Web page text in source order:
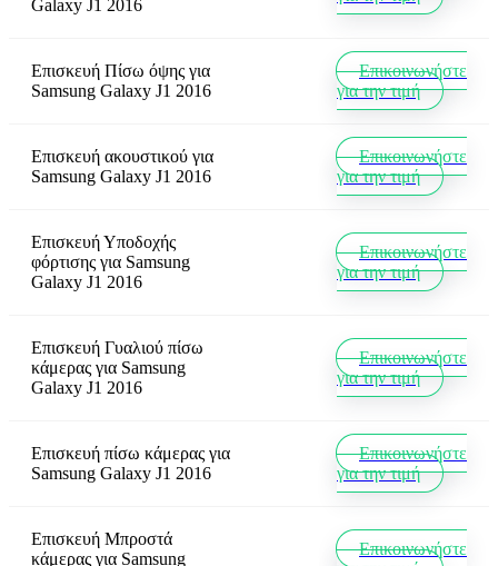
Galaxy J1 2016
Επισκευή Πίσω όψης για
Samsung Galaxy J1 2016
Επικοινωνήστε
για την τιμή
Επισκευή ακουστικού για
Samsung Galaxy J1 2016
Επικοινωνήστε
για την τιμή
Επισκευή Υποδοχής
φόρτισης για Samsung
Galaxy J1 2016
Επικοινωνήστε
για την τιμή
Επισκευή Γυαλιού πίσω
κάμερας για Samsung
Galaxy J1 2016
Επικοινωνήστε
για την τιμή
Επισκευή πίσω κάμερας για
Samsung Galaxy J1 2016
Επικοινωνήστε
για την τιμή
Επισκευή Μπροστά
κάμερας για Samsung
Επικοινωνήστε